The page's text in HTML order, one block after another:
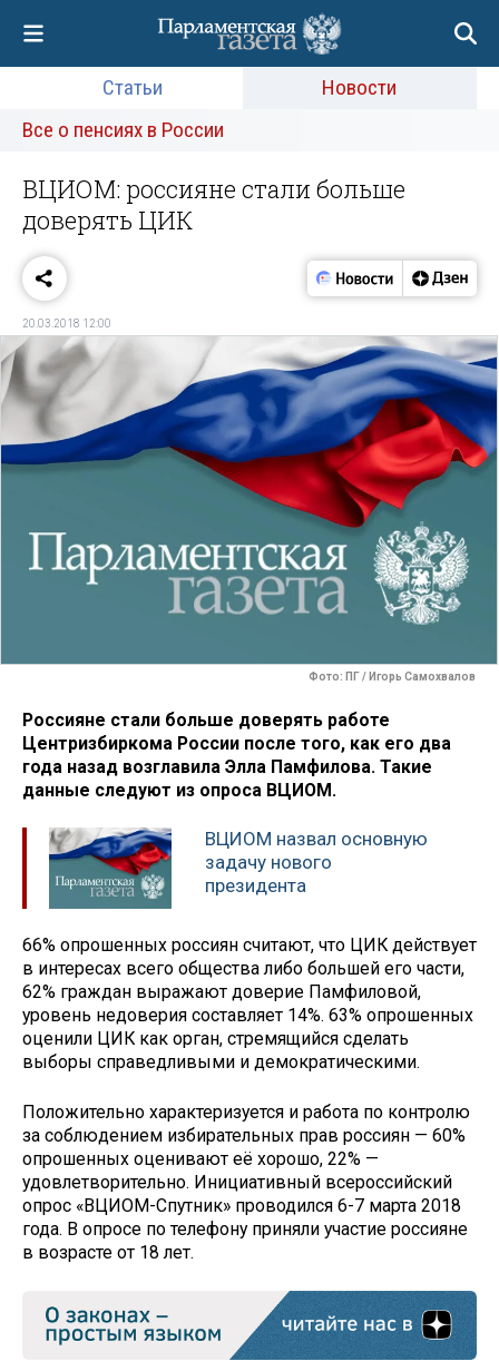
Статьи
Новости
Все о пенсиях в России
ВЦИОМ: россияне стали больше
доверять ЦИК
20.03.2018 12:00
Фото: ПГ / Игорь Самохвалов
Россияне стали больше доверять работе
Центризбиркома России после того, как его два
года назад возглавила Элла Памфилова. Такие
данные следуют из опроса ВЦИОМ.
ВЦИОМ назвал основную
задачу нового
президента
66% опрошенных россиян считают, что ЦИК действует
в интересах всего общества либо большей его части,
62% граждан выражают доверие Памфиловой,
уровень недоверия составляет 14%. 63% опрошенных
оценили ЦИК как орган, стремящийся сделать
выборы справедливыми и демократическими.
Положительно характеризуется и работа по контролю
за соблюдением избирательных прав россиян — 60%
опрошенных оценивают её хорошо, 22% —
удовлетворительно. Инициативный всероссийский
опрос «ВЦИОМ-Спутник» проводился 6-7 марта 2018
года. В опросе по телефону приняли участие россияне
в возрасте от 18 лет.